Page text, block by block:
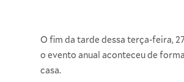
O fim da tarde dessa terça-feira,
o evento anual aconteceu de
casa.